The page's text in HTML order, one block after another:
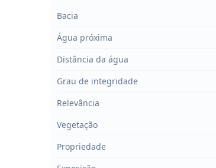
Bacia
Água próxima
Distância da água
Grau de integridade
Relevância
Vegetação
Propriedade